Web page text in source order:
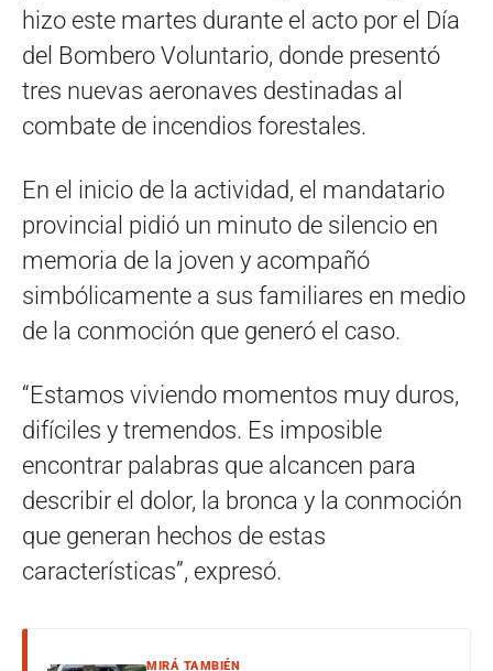
hizo este martes durante el acto por el Día
del Bombero Voluntario, donde presentó
tres nuevas aeronaves destinadas al
combate de incendios forestales.
En el inicio de la actividad, el mandatario
provincial pidió un minuto de silencio en
memoria de la joven y acompañó
simbólicamente a sus familiares en medio
de la conmoción que generó el caso.
“Estamos viviendo momentos muy duros,
difíciles y tremendos. Es imposible
encontrar palabras que alcancen para
describir el dolor, la bronca y la conmoción
que generan hechos de estas
características”, expresó.
MIRÁ TAMBIÉN